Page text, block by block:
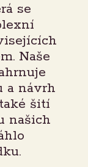
se
Naše
a návrh
šití
našich